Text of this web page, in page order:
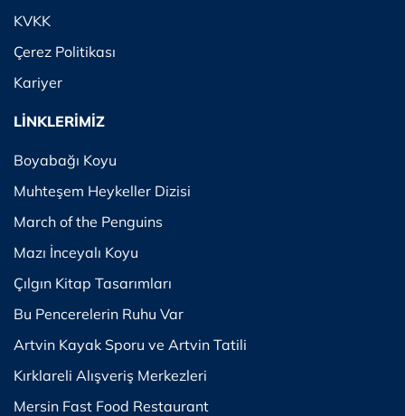
KVKK
Çerez Politikası
Kariyer
LİNKLERİMİZ
Boyabağı Koyu
Muhteşem Heykeller Dizisi
March of the Penguins
Mazı İnceyalı Koyu
Çılgın Kitap Tasarımları
Bu Pencerelerin Ruhu Var
Artvin Kayak Sporu ve Artvin Tatili
Kırklareli Alışveriş Merkezleri
Mersin Fast Food Restaurant